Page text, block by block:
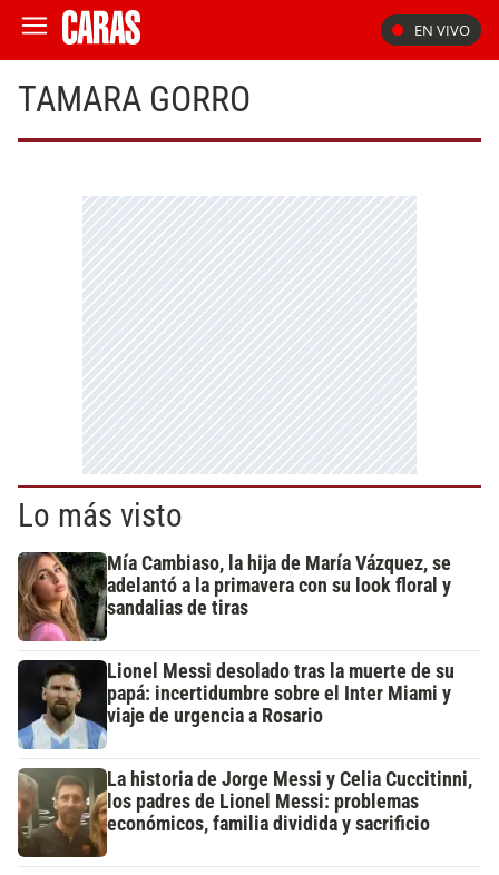
EN VIVO
TAMARA GORRO
Lo más visto
Mía Cambiaso, la hija de María Vázquez, se
adelantó a la primavera con su look floral y
sandalias de tiras
Lionel Messi desolado tras la muerte de su
papá: incertidumbre sobre el Inter Miami y
viaje de urgencia a Rosario
La historia de Jorge Messi y Celia Cuccitinni,
los padres de Lionel Messi: problemas
económicos, familia dividida y sacrificio